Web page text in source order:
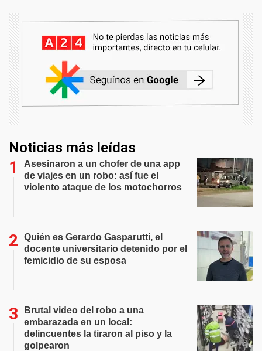
Noticias más leídas
Asesinaron a un chofer de una app
de viajes en un robo: así fue el
violento ataque de los motochorros
Quién es Gerardo Gasparutti, el
docente universitario detenido por el
femicidio de su esposa
Brutal video del robo a una
embarazada en un local:
delincuentes la tiraron al piso y la
golpearon